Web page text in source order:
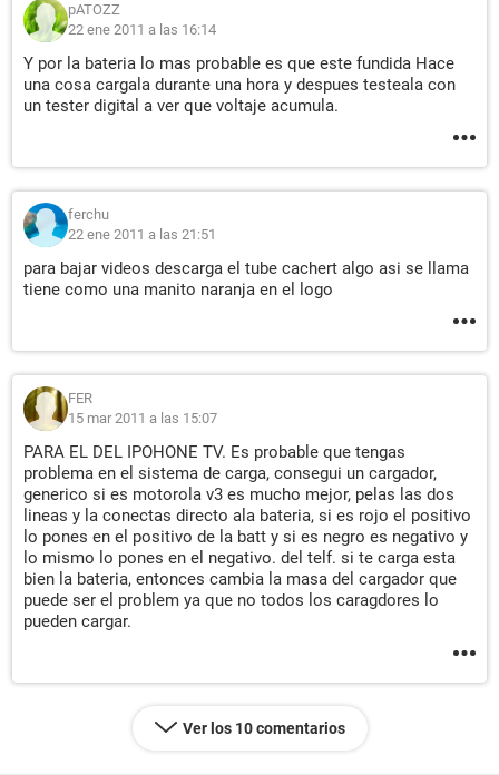
pATOZZ
22 ene 2011 a las 16:14
Y por la bateria lo mas probable es que este fundida Hace
una cosa cargala durante una hora y despues testeala con
un tester digital a ver que voltaje acumula.
ferchu
22 ene 2011 a las 21:51
para bajar videos descarga el tube cachert algo asi se llama
tiene como una manito naranja en el logo
FER
15 mar 2011 a las 15:07
PARA EL DEL IPOHONE TV. Es probable que tengas
problema en el sistema de carga, consegui un cargador,
generico si es motorola v3 es mucho mejor, pelas las dos
lineas y la conectas directo ala bateria, si es rojo el positivo
lo pones en el positivo de la batt y si es negro es negativo y
lo mismo lo pones en el negativo. del telf. si te carga esta
bien la bateria, entonces cambia la masa del cargador que
puede ser el problem ya que no todos los caragdores lo
pueden cargar.
Ver los 10 comentarios